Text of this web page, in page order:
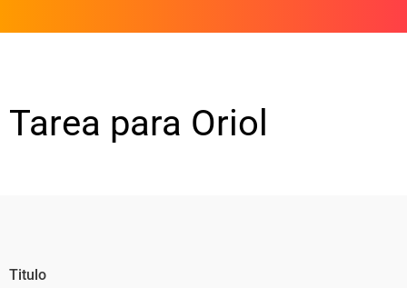
Tarea para Oriol
Titulo